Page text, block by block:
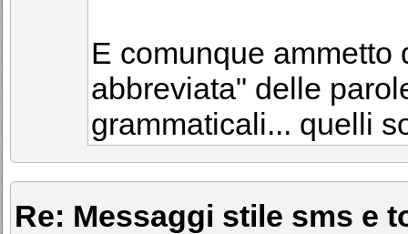
E comunque ammetto
abbreviata" delle
grammaticali... quelli
Re: Messaggi stile sms e